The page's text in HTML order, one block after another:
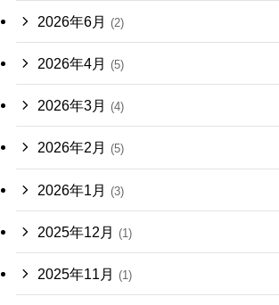
2026年6月 (2)
2026年4月 (5)
2026年3月 (4)
2026年2月 (5)
2026年1月 (3)
2025年12月 (1)
2025年11月 (1)